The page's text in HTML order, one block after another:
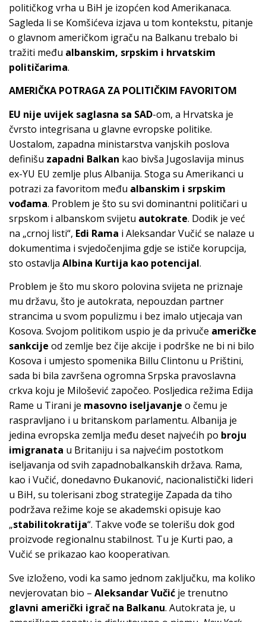
političkog vrha u BiH je izopćen kod Amerikanaca.
Sagleda li se Komšićeva izjava u tom kontekstu, pitanje
o glavnom američkom igraču na Balkanu trebalo bi
tražiti među albanskim, srpskim i hrvatskim
političarima.
AMERIČKA POTRAGA ZA POLITIČKIM FAVORITOM
EU nije uvijek saglasna sa SAD-om, a Hrvatska je
čvrsto integrisana u glavne evropske politike.
Uostalom, zapadna ministarstva vanjskih poslova
definišu zapadni Balkan kao bivša Jugoslavija minus
ex-YU EU zemlje plus Albanija. Stoga su Amerikanci u
potrazi za favoritom među albanskim i srpskim
vođama. Problem je što su svi dominantni političari u
srpskom i albanskom svijetu autokrate. Dodik je već
na „crnoj listi“, Edi Rama i Aleksandar Vučić se nalaze u
dokumentima i svjedočenjima gdje se ističe korupcija,
sto ostavlja Albina Kurtija kao potencijal.
Problem je što mu skoro polovina svijeta ne priznaje
mu državu, što je autokrata, nepouzdan partner
strancima u svom populizmu i bez imalo utjecaja van
Kosova. Svojom politikom uspio je da privuče američke
sankcije od zemlje bez čije akcije i podrške ne bi ni bilo
Kosova i umjesto spomenika Billu Clintonu u Prištini,
sada bi bila završena ogromna Srpska pravoslavna
crkva koju je Milošević započeo. Posljedica režima Edija
Rame u Tirani je masovno iseljavanje o čemu je
raspravljano i u britanskom parlamentu. Albanija je
jedina evropska zemlja među deset najvećih po broju
imigranata u Britaniju i sa najvećim postotkom
iseljavanja od svih zapadnobalkanskih država. Rama,
kao i Vučić, donedavno Đukanović, nacionalistički lideri
u BiH, su tolerisani zbog strategije Zapada da tiho
podržava režime koje se akademski opisuje kao
„stabilitokratija“. Takve vođe se tolerišu dok god
proizvode regionalnu stabilnost. Tu je Kurti pao, a
Vučić se prikazao kao kooperativan.
Sve izloženo, vodi ka samo jednom zaključku, ma koliko
nevjerovatan bio – Aleksandar Vučić je trenutno
glavni američki igrač na Balkanu. Autokrata je, u